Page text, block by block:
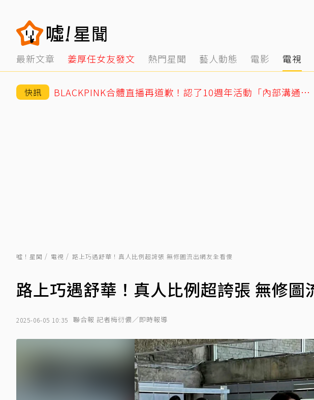
最新文章 姜厚任女友發文 熱門星聞 藝人動態 電影 電視
快訊 BLACKPINK合體直播再道歉！認了10週年活動「內部溝通出問題」
噓！星聞 電視 路上巧遇舒華！真人比例超誇張 無修圖流出網友全看傻
路上巧遇舒華！真人比例超誇張 無修圖
2025-06-05 10:35 聯合報 記者梅衍儂／即時報導